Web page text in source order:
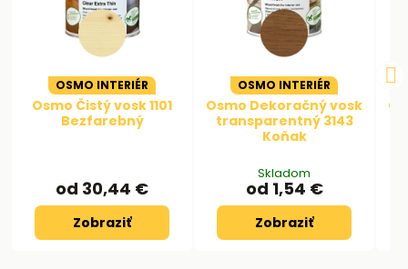
OSMO INTERIÉR
Osmo Čistý vosk 1101
Bezfarebný
od 30,44 €
Zobraziť
OSMO INTERIÉR
Osmo Dekoračný vosk
transparentný 3143
Koňak
Skladom
od 1,54 €
Zobraziť